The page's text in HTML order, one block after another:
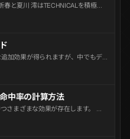
春と夏川 澪はTECHNICALを積極的
は[炎上] [風襲] [感電] [凍
態の敵に対して特定の属性攻撃を
加効果が得られますが、中でもデ
アルバイト収入の増加効果は非常
イベント中、通学中に地下鉄で本
いため、可能であれば事前に本を
勧めします。
中率の計算方法
さまざまな効果が存在します。 代
のスキル3があり、LV12の場合、基
眠状態にする確率を持っています。